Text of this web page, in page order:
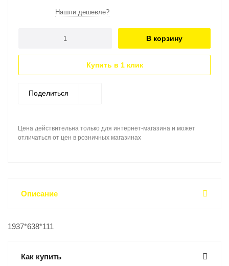
Нашли дешевле?
В корзину
Купить в 1 клик
Поделиться
Цена действительна только для интернет-магазина и может
отличаться от цен в розничных магазинах
Описание
1937*638*111
Как купить